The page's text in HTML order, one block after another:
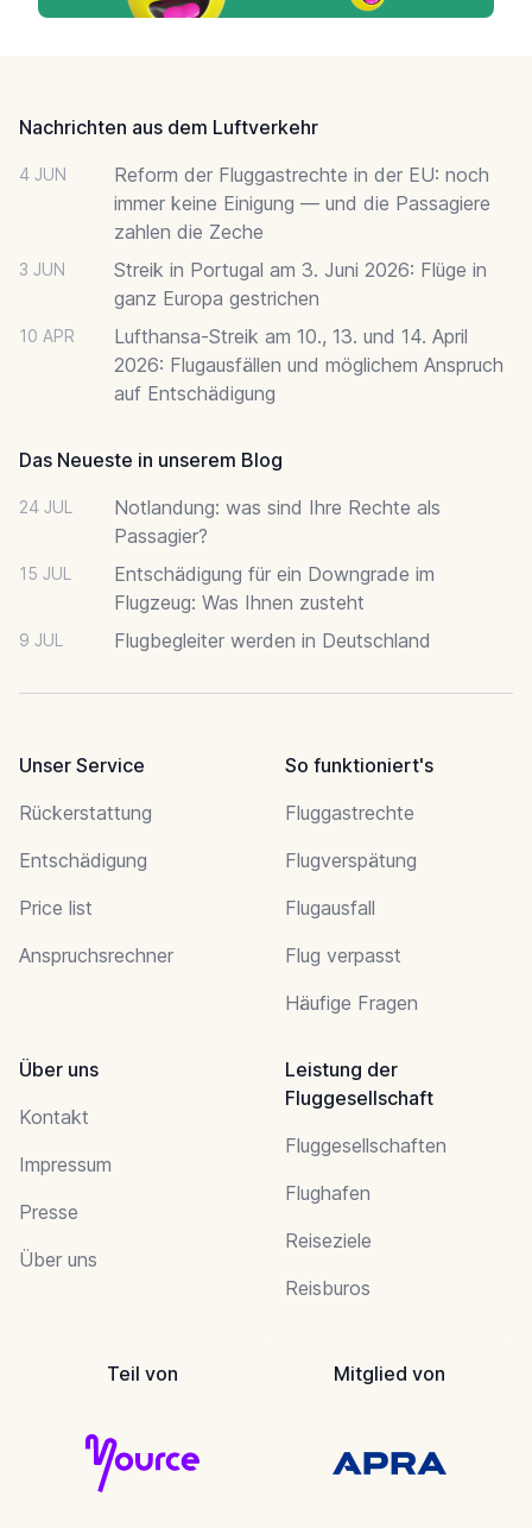
Nachrichten aus dem Luftverkehr
4 JUN
Reform der Fluggastrechte in der EU: noch
immer keine Einigung — und die Passagiere
zahlen die Zeche
3 JUN
Streik in Portugal am 3. Juni 2026: Flüge in
ganz Europa gestrichen
10 APR
Lufthansa-Streik am 10., 13. und 14. April
2026: Flugausfällen und möglichem Anspruch
auf Entschädigung
Das Neueste in unserem Blog
24 JUL
Notlandung: was sind Ihre Rechte als
Passagier?
15 JUL
Entschädigung für ein Downgrade im
Flugzeug: Was Ihnen zusteht
9 JUL Flugbegleiter werden in Deutschland
Unser Service
Rückerstattung
Entschädigung
Price list
Anspruchsrechner
So funktioniert's
Fluggastrechte
Flugverspätung
Flugausfall
Flug verpasst
Häufige Fragen
Über uns
Kontakt
Impressum
Presse
Über uns
Leistung der
Fluggesellschaft
Fluggesellschaften
Flughafen
Reiseziele
Reisburos
Teil von Mitglied von